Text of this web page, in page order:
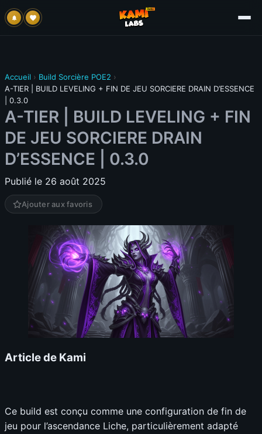
Accueil › Build Sorcière POE2 ›
A-TIER | BUILD LEVELING + FIN DE JEU SORCIERE DRAIN D’ESSENCE
| 0.3.0
A-TIER | BUILD LEVELING + FIN
DE JEU SORCIERE DRAIN
D’ESSENCE | 0.3.0
Publié le 26 août 2025
Ajouter aux favoris
Article de Kami
Ce build est conçu comme une configuration de fin de
jeu pour l’ascendance Liche, particulièrement adapté